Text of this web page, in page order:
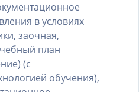
в условиях
заочная,
план
(с
обучения),